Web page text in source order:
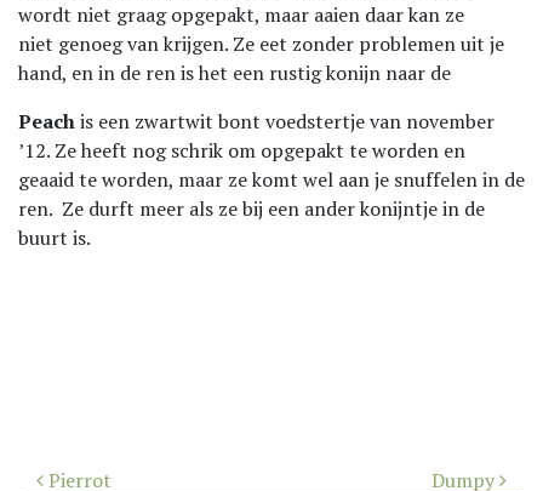
wordt niet graag opgepakt, maar aaien daar kan ze
niet genoeg van krijgen. Ze eet zonder problemen uit je
hand, en in de ren is het een rustig konijn naar de
Peachis een zwartwit bont voedstertje van november
’12. Ze heeft nog schrik om opgepakt te worden en
geaaid te worden, maar ze komt wel aan je snuffelen in de
ren. Ze durft meer als ze bij een ander konijntje in de
buurt is.
Bericht
Pierrot
Dumpy